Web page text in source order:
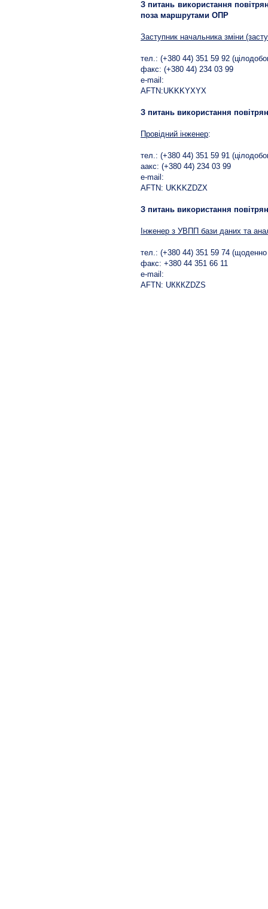
З питань використання
поза маршрутами ОПР
Заступник начальника зміни
тел.: (+380 44) 351 59 92
факс: (+380 44) 234 03 99
e-mail:
AFTN:UKKKYXYX
З питань використання
Провідний інженер:
тел.: (+380 44) 351 59 91
aакс: (+380 44) 234 03 99
e-mail:
AFTN: UKKKZDZX
З питань використання
Інженер з УВПП бази даних та
тел.: (+380 44) 351 59 74
факс: +380 44 351 66 11
е-mail:
AFTN: UКККZDZS